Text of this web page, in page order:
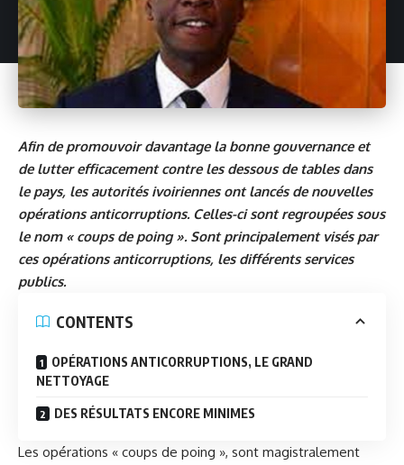
Afin de promouvoir davantage la bonne gouvernance et
de lutter efficacement contre les dessous de tables dans
le pays, les autorités ivoiriennes ont lancés de nouvelles
opérations anticorruptions. Celles-ci sont regroupées sous
le nom « coups de poing ». Sont principalement visés par
ces opérations anticorruptions, les différents services
publics.
CONTENTS
OPÉRATIONS ANTICORRUPTIONS, LE GRAND
NETTOYAGE
DES RÉSULTATS ENCORE MINIMES
Les opérations « coups de poing », sont magistralement